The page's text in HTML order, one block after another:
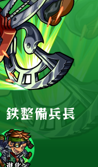
整備兵長